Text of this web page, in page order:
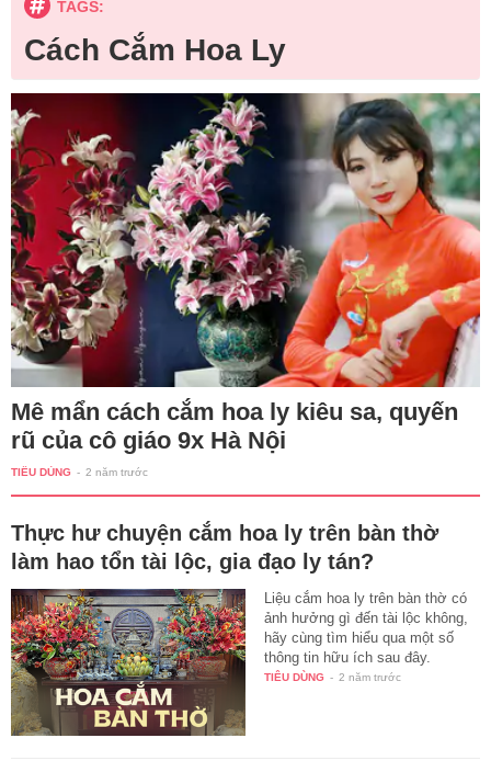
TAGS:
Cách Cắm Hoa Ly
Mê mẩn cách cắm hoa ly kiêu sa, quyến
rũ của cô giáo 9x Hà Nội
TIÊU DÙNG - 2 năm trước
Thực hư chuyện cắm hoa ly trên bàn thờ
làm hao tổn tài lộc, gia đạo ly tán?
Liệu cắm hoa ly trên bàn thờ có
ảnh hưởng gì đến tài lộc không,
hãy cùng tìm hiểu qua một số
thông tin hữu ích sau đây.
TIÊU DÙNG - 2 năm trước